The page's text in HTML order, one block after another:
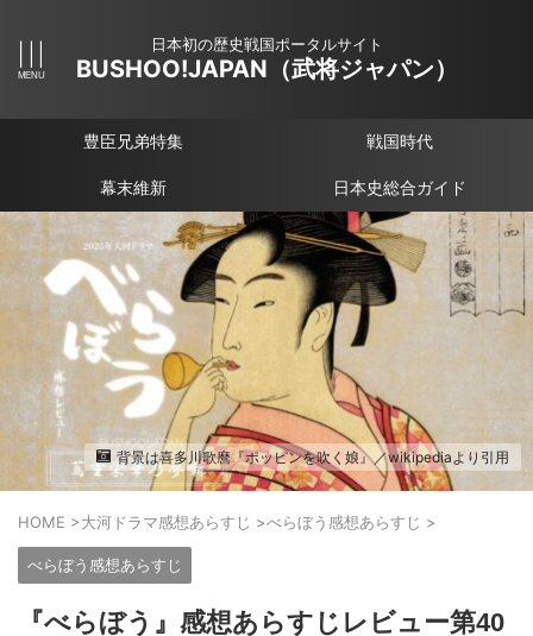
日本初の歴史戦国ポータルサイト
BUSHOO!JAPAN（武将ジャパン）
豊臣兄弟特集 戦国時代
幕末維新 日本史総合ガイド
背景は喜多川歌麿『ポッピンを吹く娘』／wikipediaより引用
HOME >大河ドラマ感想あらすじ >べらぼう感想あらすじ >
べらぼう感想あらすじ
『べらぼう』感想あらすじレビュー第40